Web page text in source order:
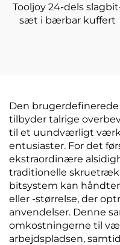
Tooljoy 24-dels
sæt i bærbar kuffert
Den
tilbyder talrige
til et uundværligt
entusiaster. For det
ekstraordinære
traditionelle
bitsystem kan
eller -størrelse, der
anvendelser. Denne
omkostningerne til
arbejdspladsen,